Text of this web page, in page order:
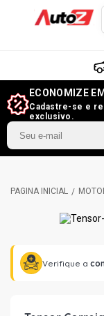
ECONOMIZE
Cadastre-se e
exclusivo.
Verifique a